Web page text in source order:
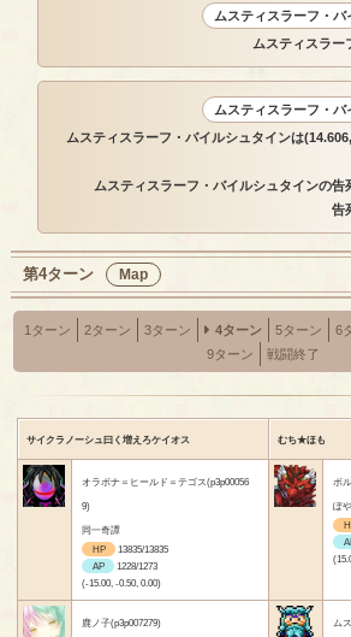
ムスティスラーフ・
ムスティスラー
ムスティスラーフ・
ムスティスラーフ・バイルシュタインは
ムスティスラーフ・バイルシュタインの告
告
第4ターン Map
1ターン 2ターン 3ターン 4ターン 5ターン 6
9ターン
戦闘終了
サイクラノーシュ曰く増えろケイオス むち★ほも
オラボナ＝ヒールド＝テゴス(p3p00056
9)
同一奇譚
HP
13835/13835
AP
1228/1273
(-15.00, -0.50, 0.00)
ボ
ぽ
鹿ノ子(p3p007279) ム